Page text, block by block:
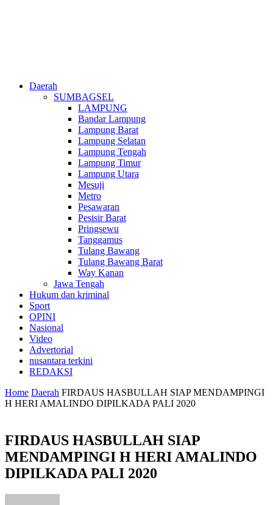
Daerah
SUMBAGSEL
LAMPUNG
Bandar Lampung
Lampung Barat
Lampung Selatan
Lampung Tengah
Lampung Timur
Lampung Utara
Mesuji
Metro
Pesawaran
Pesisir Barat
Pringsewu
Tanggamus
Tulang Bawang
Tulang Bawang Barat
Way Kanan
Jawa Tengah
Hukum dan kriminal
Sport
OPINI
Nasional
Video
Advertorial
nusantara terkini
REDAKSI
Home Daerah FIRDAUS HASBULLAH SIAP MENDAMPINGI
H HERI AMALINDO DIPILKADA PALI 2020
FIRDAUS HASBULLAH SIAP
MENDAMPINGI H HERI AMALINDO
DIPILKADA PALI 2020